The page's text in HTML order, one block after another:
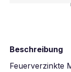
Beschreibung
Feuerverzinkte